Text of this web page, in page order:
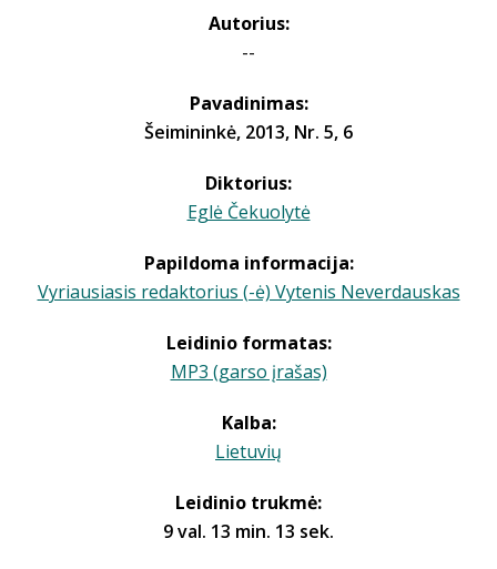
Autorius:
--
Pavadinimas:
Šeimininkė, 2013, Nr. 5, 6
Diktorius:
Eglė Čekuolytė
Papildoma informacija:
Vyriausiasis redaktorius (-ė) Vytenis Neverdauskas
Leidinio formatas:
MP3 (garso įrašas)
Kalba:
Lietuvių
Leidinio trukmė:
9 val. 13 min. 13 sek.